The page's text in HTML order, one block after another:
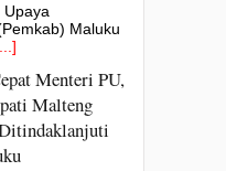
Upaya
Maluku
Menteri PU,
Malteng